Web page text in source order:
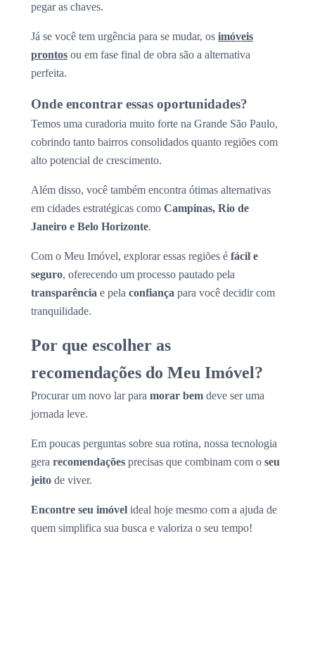
pegar as chaves.
Já se você tem urgência para se mudar, os imóveis
prontos ou em fase final de obra são a alternativa
perfeita.
Onde encontrar essas oportunidades?
Temos uma curadoria muito forte na Grande São Paulo,
cobrindo tanto bairros consolidados quanto regiões com
alto potencial de crescimento.
Além disso, você também encontra ótimas alternativas
em cidades estratégicas como Campinas, Rio de
Janeiro e Belo Horizonte.
Com o Meu Imóvel, explorar essas regiões é fácil e
seguro, oferecendo um processo pautado pela
transparência e pela confiança para você decidir com
tranquilidade.
Por que escolher as
recomendações do Meu Imóvel?
Procurar um novo lar para morar bem deve ser uma
jornada leve.
Em poucas perguntas sobre sua rotina, nossa tecnologia
gera recomendações precisas que combinam com o seu
jeito de viver.
Encontre seu imóvel ideal hoje mesmo com a ajuda de
quem simplifica sua busca e valoriza o seu tempo!